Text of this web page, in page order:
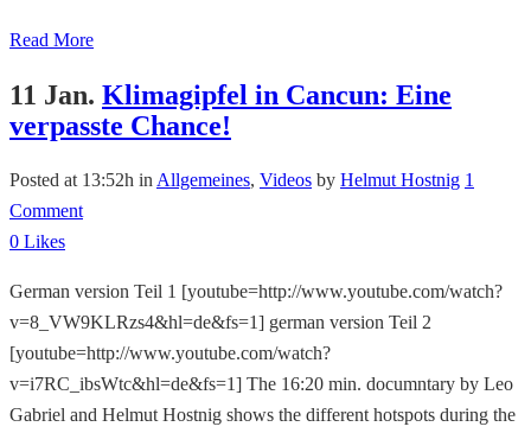
Read More
11 Jan. Klimagipfel in Cancun: Eine
verpasste Chance!
Posted at 13:52h in Allgemeines, Videos by Helmut Hostnig 1
Comment
0 Likes
German version Teil 1 [youtube=http://www.youtube.com/watch?
v=8_VW9KLRzs4&hl=de&fs=1] german version Teil 2
[youtube=http://www.youtube.com/watch?
v=i7RC_ibsWtc&hl=de&fs=1] The 16:20 min. documntary by Leo
Gabriel and Helmut Hostnig shows the different hotspots during the